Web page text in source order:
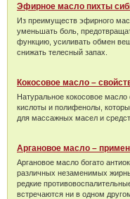
Эфирное масло пихты
Из преимуществ эфирного
уменьшать боль,
функцию, усиливать обмен
снижать телесный запах.
Кокосовое масло –
Натуральное кокосовое
кислоты и полифенолы,
для массажных масел и
Аргановое масло –
Аргановое масло богато
различных незаменимых
редкие
встречаются ни в одном